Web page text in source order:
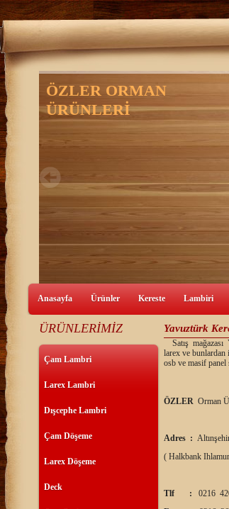
Anasayfa Ürünler Kereste Lambiri
ÜRÜNLERİMİZ
Çam Lambri
Larex Lambri
Dışcephe Lambri
Çam Döşeme
Larex Döşeme
Deck
Yavuztürk
Satış
larex ve bunlardan
osb ve masif panel
ÖZLER Orman
Adres :
( Halkbank
Tlf :
0216